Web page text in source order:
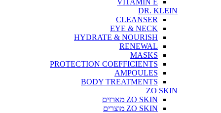
VITAMIN E
DR. KLEIN
CLEANSER
EYE & NECK
HYDRATE & NOURISH
RENEWAL
MASKS
PROTECTION COEFFICIENTS
AMPOULES
BODY TREATMENTS
ZO SKIN
ZO SKIN מארזים
ZO SKIN מוצרים